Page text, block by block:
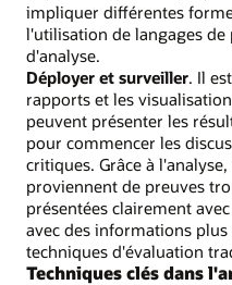
impliquer différentes
l'utilisation de langages
d'analyse.
Déployer et surveiller. Il
rapports et les
peuvent présenter les
pour commencer les
critiques. Grâce à
proviennent de preuves
présentées clairement
avec des informations
techniques d'évaluation
Techniques clés dans